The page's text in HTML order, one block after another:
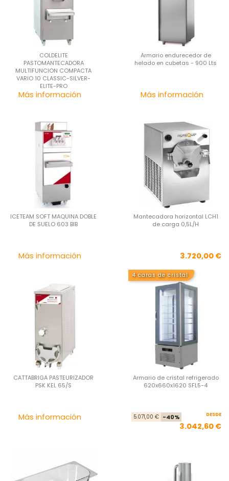
COLDELITE
PASTOMANTECADORA
MULTIFUNCION COMPACTA
VARIO 10 CLASSIC-SILVER-
ELITE-PRO
Más información
Armario endurecedor de
helado en cubetas - 900 Lts
Más información
ICETEAM SOFT MAQUINA DOBLE
DE SUELO 603 BIB
Más información
Mantecadora horizontal LCH1
de carga 0,5L/H
3.720,00 €
CATTABRIGA PASTEURIZADOR
PSK KEL 65/S
Más información
4 caras de cristal
Armario de cristal refrigerado
620x660x1620 SFL5-4
5.071,00 € -40% DESDE
3.042,60 €